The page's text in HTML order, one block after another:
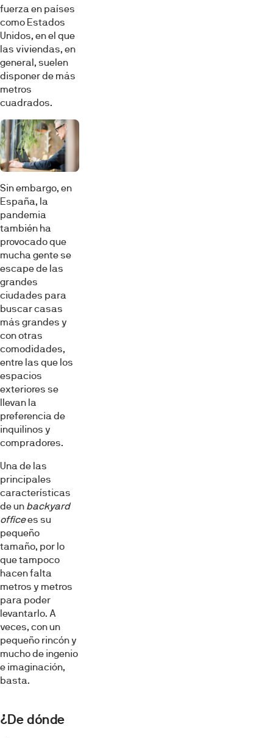
fuerza en países
como Estados
Unidos, en el que
las viviendas, en
general, suelen
disponer de más
metros
cuadrados.
Sin embargo, en
España, la
pandemia
también ha
provocado que
mucha gente se
escape de las
grandes
ciudades para
buscar casas
más grandes y
con otras
comodidades,
entre las que los
espacios
exteriores se
llevan la
preferencia de
inquilinos y
compradores.
Una de las
principales
características
de un backyard
officees su
pequeño
tamaño, por lo
que tampoco
hacen falta
metros y metros
para poder
levantarlo. A
veces, con un
pequeño rincón y
mucho de ingenio
e imaginación,
basta.
¿De dónde